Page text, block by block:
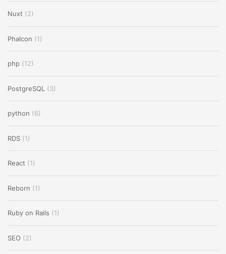
Nuxt (2)
Phalcon (1)
php (12)
PostgreSQL (3)
python (6)
RDS (1)
React (1)
Reborn (1)
Ruby on Rails (1)
SEO (2)